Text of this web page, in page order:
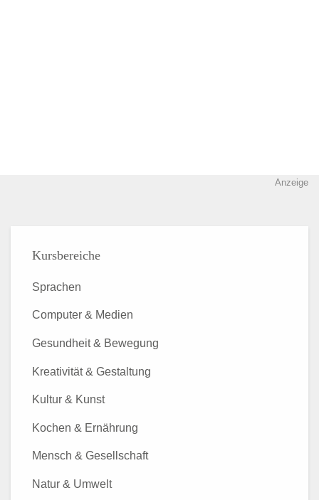
Anzeige
Kursbereiche
Sprachen
Computer & Medien
Gesundheit & Bewegung
Kreativität & Gestaltung
Kultur & Kunst
Kochen & Ernährung
Mensch & Gesellschaft
Natur & Umwelt